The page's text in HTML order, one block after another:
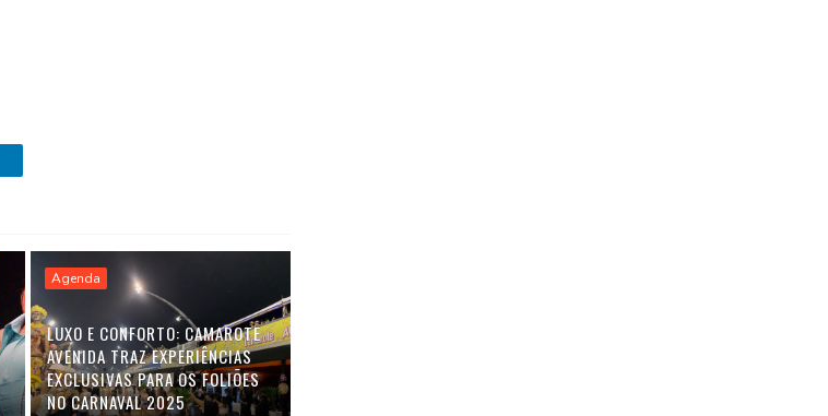
Agenda
LUXO E CONFORTO: CAMAROTE
AVENIDA TRAZ EXPERIÊNCIAS
EXCLUSIVAS PARA OS FOLIÕES
NO CARNAVAL 2025